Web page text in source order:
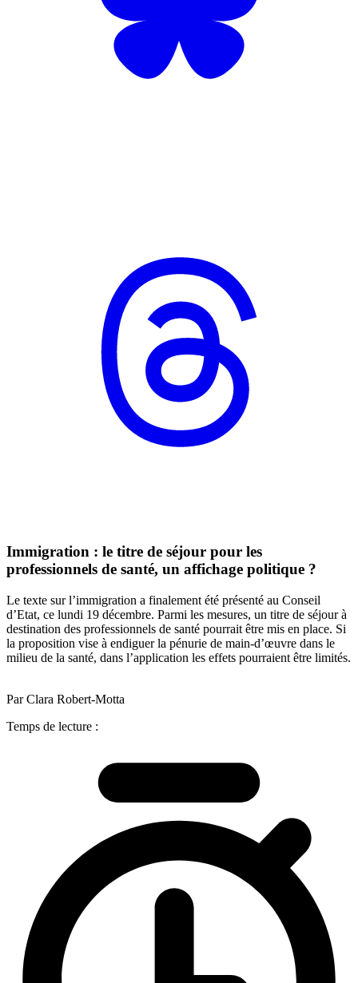
Immigration : le titre de séjour pour les
professionnels de santé, un affichage politique ?
Le texte sur l’immigration a finalement été présenté au Conseil
d’Etat, ce lundi 19 décembre. Parmi les mesures, un titre de séjour à
destination des professionnels de santé pourrait être mis en place. Si
la proposition vise à endiguer la pénurie de main-d’œuvre dans le
milieu de la santé, dans l’application les effets pourraient être limités.
Par Clara Robert-Motta
Temps de lecture :